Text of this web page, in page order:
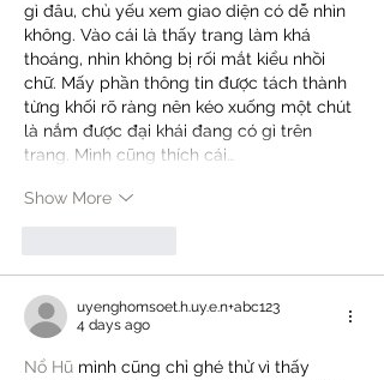
gì đâu, chủ yếu xem giao diện có dễ nhìn
không. Vào cái là thấy trang làm khá
thoáng, nhìn không bị rối mắt kiểu nhồi
chữ. Mấy phần thông tin được tách thành
từng khối rõ ràng nên kéo xuống một chút
là nắm được đại khái đang có gì trên
trang. Mình cũng thích cái…
Show More
uyenghomsoet.h.uy.e.n+abc123
4 days ago
Nổ Hũ mình cũng chỉ ghé thử vì thấy